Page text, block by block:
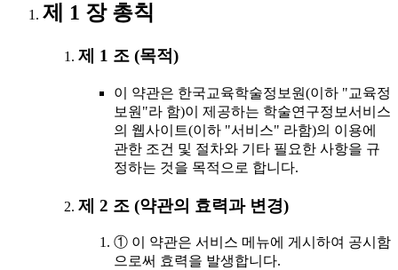
제 1 장 총칙
제 1 조 (목적)
이 약관은 한국교육학술정보원(이하 "교육정
보원"라 함)이 제공하는 학술연구정보서비스
의 웹사이트(이하 "서비스" 라함)의 이용에
관한 조건 및 절차와 기타 필요한 사항을 규
정하는 것을 목적으로 합니다.
제 2 조 (약관의 효력과 변경)
① 이 약관은 서비스 메뉴에 게시하여 공시함
으로써 효력을 발생합니다.